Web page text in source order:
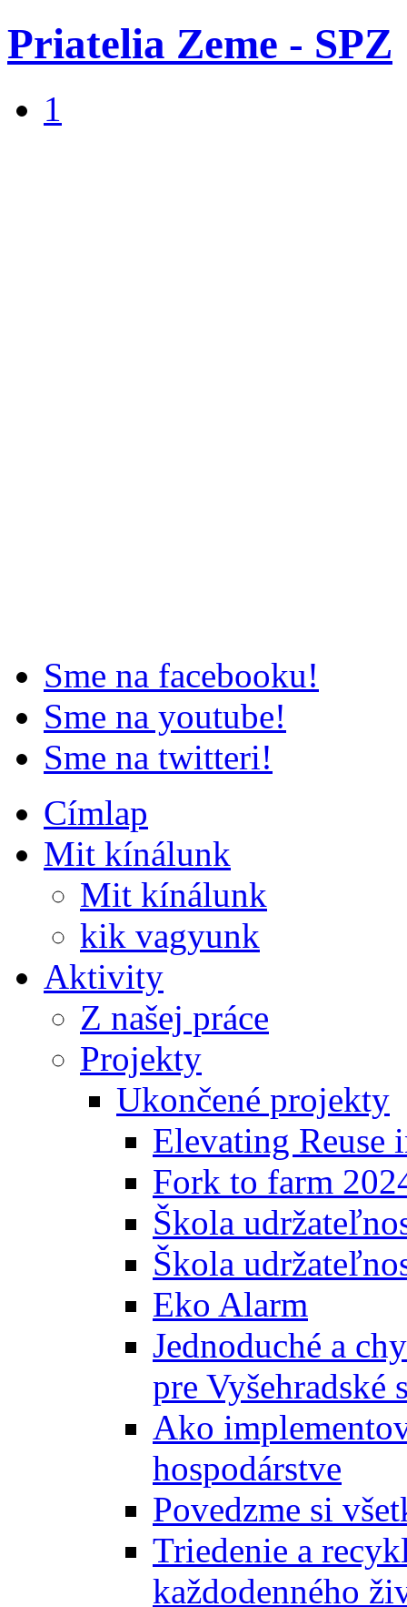
Priatelia Zeme - SPZ
1
Sme na facebooku!
Sme na youtube!
Sme na twitteri!
Címlap
Mit kínálunk
Mit kínálunk
kik vagyunk
Aktivity
Z našej práce
Projekty
Ukončené projekty
Elevating Reuse
Fork to farm
Škola
Škola
Eko Alarm
Jednoduché a
pre Vyšehradské
Ako
hospodárstve
Povedzme si
Triedenie a
každodenného